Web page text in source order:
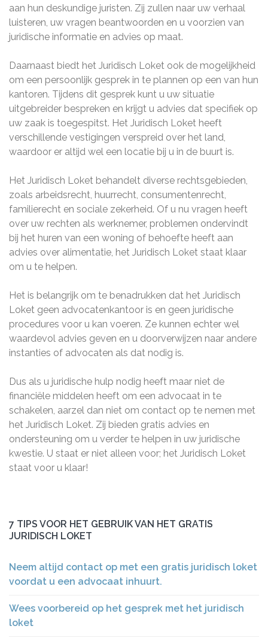
aan hun deskundige juristen. Zij zullen naar uw verhaal
luisteren, uw vragen beantwoorden en u voorzien van
juridische informatie en advies op maat.
Daarnaast biedt het Juridisch Loket ook de mogelijkheid
om een persoonlijk gesprek in te plannen op een van hun
kantoren. Tijdens dit gesprek kunt u uw situatie
uitgebreider bespreken en krijgt u advies dat specifiek op
uw zaak is toegespitst. Het Juridisch Loket heeft
verschillende vestigingen verspreid over het land,
waardoor er altijd wel een locatie bij u in de buurt is.
Het Juridisch Loket behandelt diverse rechtsgebieden,
zoals arbeidsrecht, huurrecht, consumentenrecht,
familierecht en sociale zekerheid. Of u nu vragen heeft
over uw rechten als werknemer, problemen ondervindt
bij het huren van een woning of behoefte heeft aan
advies over alimentatie, het Juridisch Loket staat klaar
om u te helpen.
Het is belangrijk om te benadrukken dat het Juridisch
Loket geen advocatenkantoor is en geen juridische
procedures voor u kan voeren. Ze kunnen echter wel
waardevol advies geven en u doorverwijzen naar andere
instanties of advocaten als dat nodig is.
Dus als u juridische hulp nodig heeft maar niet de
financiële middelen heeft om een advocaat in te
schakelen, aarzel dan niet om contact op te nemen met
het Juridisch Loket. Zij bieden gratis advies en
ondersteuning om u verder te helpen in uw juridische
kwestie. U staat er niet alleen voor; het Juridisch Loket
staat voor u klaar!
7 TIPS VOOR HET GEBRUIK VAN HET GRATIS
JURIDISCH LOKET
Neem altijd contact op met een gratis juridisch loket
voordat u een advocaat inhuurt.
Wees voorbereid op het gesprek met het juridisch
loket